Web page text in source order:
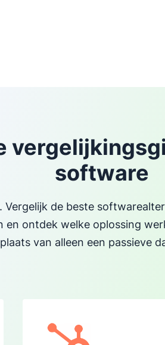
software
Vergelijk de beste
en ontdek welke oplossing
plaats van alleen een passieve
Opent in nieuw venster